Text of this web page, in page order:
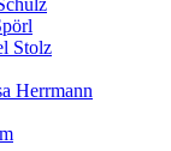
Stolz
Herrmann